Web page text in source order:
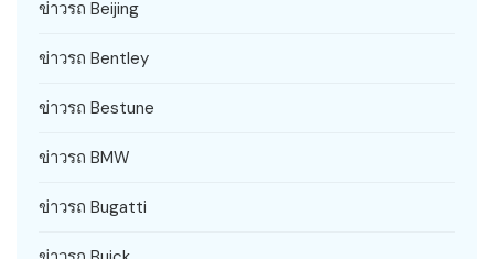
ข่าวรถ Beijing
ข่าวรถ Bentley
ข่าวรถ Bestune
ข่าวรถ BMW
ข่าวรถ Bugatti